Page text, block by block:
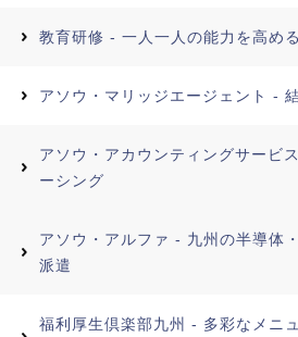
教育研修 - 一人一人の能力を高め
アソウ・マリッジエージェント -
アソウ・アカウンティングサービ
ーシング
アソウ・アルファ - 九州の半導体
派遣
福利厚生倶楽部九州 - 多彩なメニ